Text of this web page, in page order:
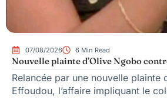
07/08/2026 6 Min Read
Nouvelle plainte d’Olive Ngobo
Relancée par une nouvelle plainte
Effoudou, l’affaire impliquant le